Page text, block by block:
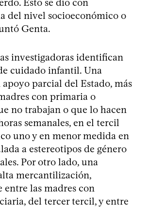
Esto se dio con
del nivel socioeconómico o
Genta.
investigadoras identifican
cuidado infantil. Una
parcial del Estado, más
con primaria o
no trabajan o que lo hacen
semanales, en el tercil
uno y en menor medida en
a estereotipos de género
Por otro lado, una
mercantilización,
las madres con
del tercer tercil, y entre